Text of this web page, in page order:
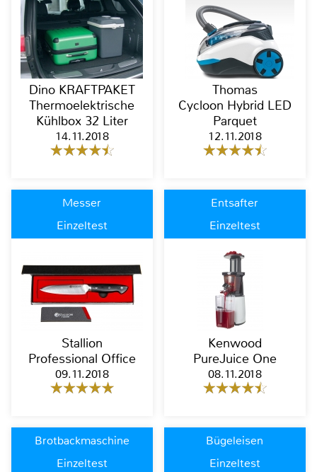
Dino KRAFTPAKET
Thermoelektrische
Kühlbox 32 Liter
14.11.2018
Thomas
Cycloon Hybrid LED
Parquet
12.11.2018
Messer
Einzeltest
Stallion
Professional Office
09.11.2018
Entsafter
Einzeltest
Kenwood
PureJuice One
08.11.2018
Brotbackmaschine
Einzeltest
Bügeleisen
Einzeltest